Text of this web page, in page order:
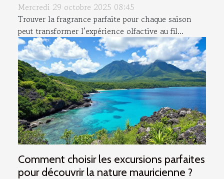
Mercredi 29 octobre 2025 08:45
Trouver la fragrance parfaite pour chaque saison
peut transformer l’expérience olfactive au fil...
Comment choisir les excursions parfaites
pour découvrir la nature mauricienne ?